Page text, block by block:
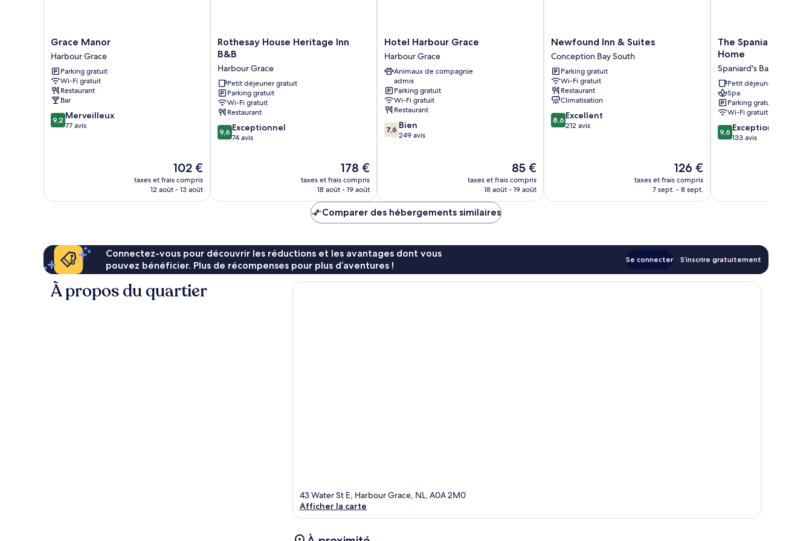
jets
lit,
salle
attenante,
Grace
Manor
Harbour
Grace
Grace Manor
Harbour Grace
Parking gratuit
Wi-Fi gratuit
Restaurant
Bar
9.2
sur
9,2 Merveilleux
77 avis
Le
nouveau
prix
102 €
taxes et frais compris
12 août - 13 août
Rothesay
House
Inn
B&B
Harbour
Grace
Rothesay House Heritage Inn
B&B
Harbour Grace
Petit déjeuner gratuit
Parking gratuit
Wi-Fi gratuit
Restaurant
9.6
sur
9,6 Exceptionnel
74 avis
Le
nouveau
prix
de
178 €
178 €
taxes et frais compris
18 août - 19 août
Hotel
Harbour
Grace
Harbour
Grace
Hotel Harbour Grace
Harbour Grace
Animaux de compagnie
admis
Parking gratuit
Wi-Fi gratuit
Restaurant
7.6
sur
7,6 Bien
249 avis
Le
nouveau
prix
85 €
taxes et frais compris
18 août - 19 août
Newfound
Inn
&
Suites
Conception
Bay
South
Newfound Inn & Suites
Conception Bay South
Parking gratuit
Wi-Fi gratuit
Restaurant
Climatisation
8.6
sur
8,6 Excellent
212 avis
Le
nouveau
prix
126 €
taxes et frais compris
7 sept. - 8 sept.
The
Spaniards
Heritage
Home
Spaniard's
Bay
The Spaniards
Home
Spaniard's Bay
Petit déjeuner gratuit
Spa
Parking gratuit
Wi-Fi gratuit
9.6
sur
9,6 Exceptionnel
133 avis
Comparer des hébergements similaires
Connectez-vous pour découvrir les réductions et les avantages dont vous
pouvez bénéficier. Plus de récompenses pour plus d’aventures !
Se connecter S’inscrire gratuitement
À propos du quartier
43 Water St E, Harbour Grace, NL, A0A 2M0
Afficher la carte